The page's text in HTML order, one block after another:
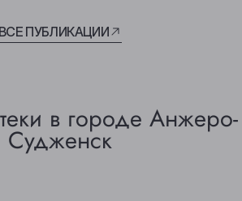
ВСЕ ПУБЛИКАЦИИ
в городе Анжеро-
Судженск